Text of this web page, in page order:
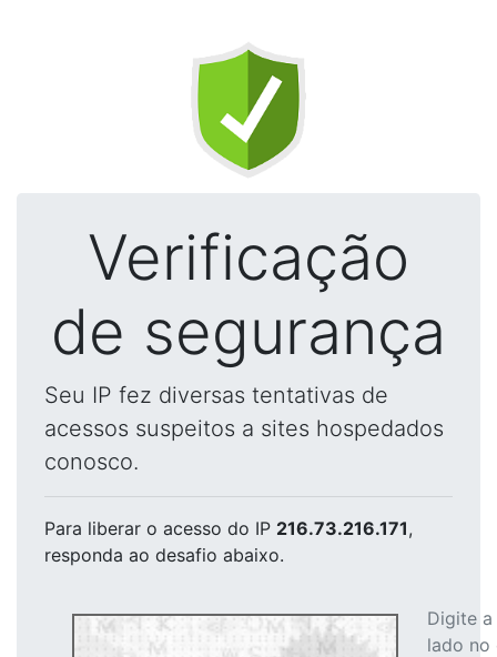
Verificação
de segurança
Seu IP fez diversas tentativas de
acessos suspeitos a sites hospedados
conosco.
Para liberar o acesso do IP 216.73.216.171,
responda ao desafio abaixo.
Digite
lado no